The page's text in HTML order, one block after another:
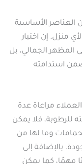
العناصر الأساسية
منزل. إن اختيار
المظهر الجمالي، بل
استدامته
مراعاة عدة
للرطوبة، فلا يمكن
وما لها من
بالإضافة إلى
مهمًا، كما يمكن